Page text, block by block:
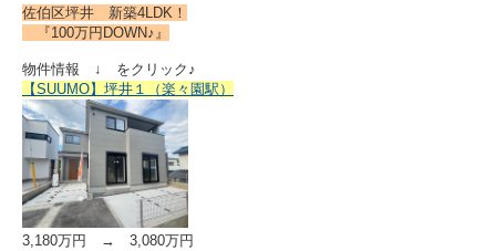
佐伯区坪井 新築4LDK！
『100万円DOWN♪』
物件情報 ↓ をクリック♪
【SUUMO】坪井１（楽々園駅）
3,180万円 → 3,080万円